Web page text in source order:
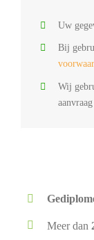
Uw
Bij
Wij
Meer dan